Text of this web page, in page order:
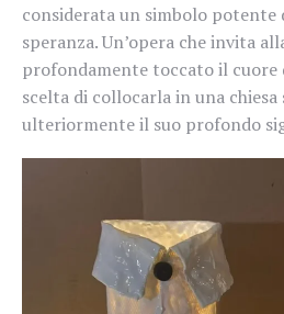
considerata un simbolo potente
speranza. Un’opera che invita
profondamente toccato il cuore
scelta di collocarla in una
ulteriormente il suo profondo